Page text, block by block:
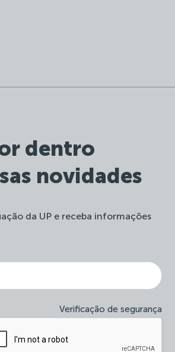
dentro
novidades
da UP e receba informações
site-
newsletter
Verificação de segurança
você
é
humano,
este
campo
branco.